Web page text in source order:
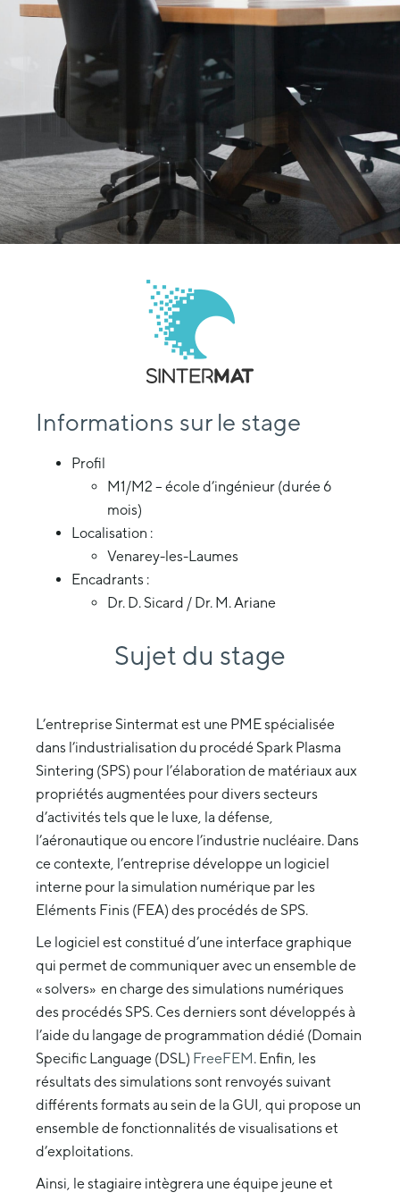
Informations sur le stage
Profil
M1/M2 – école d’ingénieur (durée 6
mois)
Localisation :
Venarey-les-Laumes
Encadrants :
Dr. D. Sicard / Dr. M. Ariane
Sujet du stage
L’entreprise Sintermat est une PME spécialisée
dans l’industrialisation du procédé Spark Plasma
Sintering (SPS) pour l’élaboration de matériaux aux
propriétés augmentées pour divers secteurs
d’activités tels que le luxe, la défense,
l’aéronautique ou encore l’industrie nucléaire. Dans
ce contexte, l’entreprise développe un logiciel
interne pour la simulation numérique par les
Eléments Finis (FEA) des procédés de SPS.
Le logiciel est constitué d’une interface graphique
qui permet de communiquer avec un ensemble de
« solvers» en charge des simulations numériques
des procédés SPS. Ces derniers sont développés à
l’aide du langage de programmation dédié (Domain
Specific Language (DSL) FreeFEM. Enfin, les
résultats des simulations sont renvoyés suivant
différents formats au sein de la GUI, qui propose un
ensemble de fonctionnalités de visualisations et
d’exploitations.
Ainsi, le stagiaire intègrera une équipe jeune et